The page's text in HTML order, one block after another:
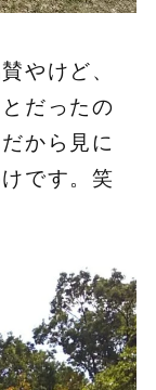
やけど、
だったの
から見に
です。笑